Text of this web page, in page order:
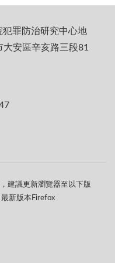
罪防治研究中心地
大安區辛亥路三段81
建議更新瀏覽器至以下版
新版本Firefox